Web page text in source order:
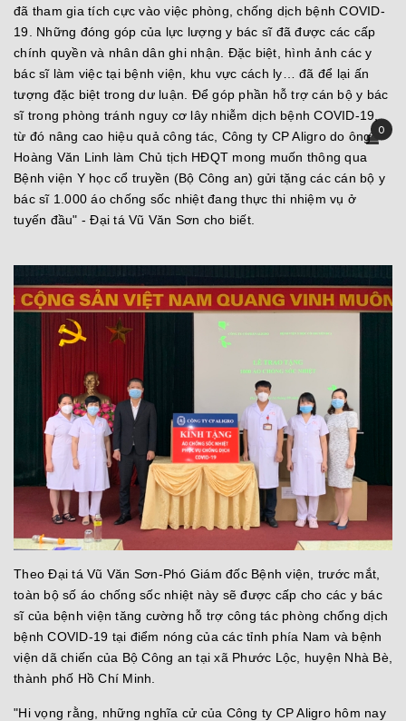
0
đã tham gia tích cực vào việc phòng, chống dịch bệnh COVID-
19. Những đóng góp của lực lượng y bác sĩ đã được các cấp
chính quyền và nhân dân ghi nhận. Đặc biệt, hình ảnh các y
bác sĩ làm việc tại bệnh viện, khu vực cách ly… đã để lại ấn
tượng đặc biệt trong dư luận. Để góp phần hỗ trợ cán bộ y bác
sĩ trong phòng tránh nguy cơ lây nhiễm dịch bệnh COVID-19,
từ đó nâng cao hiệu quả công tác, Công ty CP Aligro do ông
Hoàng Văn Linh làm Chủ tịch HĐQT mong muốn thông qua
Bệnh viện Y học cổ truyền (Bộ Công an) gửi tặng các cán bộ y
bác sĩ 1.000 áo chống sốc nhiệt đang thực thi nhiệm vụ ở
tuyến đầu" - Đại tá Vũ Văn Sơn cho biết.
Theo Đại tá Vũ Văn Sơn-Phó Giám đốc Bệnh viện, trước mắt,
toàn bộ số áo chống sốc nhiệt này sẽ được cấp cho các y bác
sĩ của bệnh viện tăng cường hỗ trợ công tác phòng chống dịch
bệnh COVID-19 tại điểm nóng của các tỉnh phía Nam và bệnh
viện dã chiến của Bộ Công an tại xã Phước Lộc, huyện Nhà Bè,
thành phố Hồ Chí Minh.
"Hi vọng rằng, những nghĩa cử của Công ty CP Aligro hôm nay